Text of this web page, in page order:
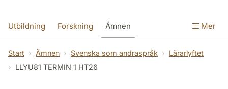
Utbildning Forskning Ämnen
SOL-husen Kontakt Institutionen
översättning till svenska
Mer
Start Ämnen Svenska som andraspråk
Lärarlyftet
LLYU81 TERMIN 1 HT26